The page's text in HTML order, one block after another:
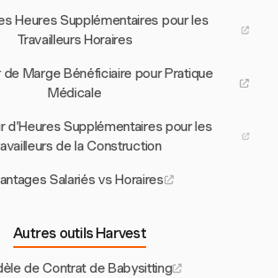
Heures Supplémentaires pour les
Travailleurs Horaires
de Marge Bénéficiaire pour Pratique
Médicale
d'Heures Supplémentaires pour les
de la Construction
Salariés vs Horaires
Autres outils Harvest
de Contrat de Babysitting